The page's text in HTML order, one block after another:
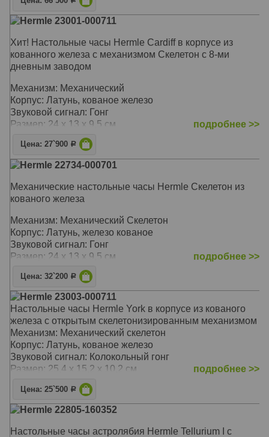
Hermle 23001-000711
Хит! Настольные часы Hermle Cardiff в корпусе из
кованного железа с механизмом Скелетон с 8-ми
дневным заводом
Механизм: Механический
Корпус: Латунь, кованое железо
Звуковой сигнал: Гонг
Размер: 24 х 13 х 9,5 см
подробнее >>
Цена: 27`900 Р
Hermle 22734-000701
Механические настольные часы Hermle Скелетон из
кованого железа
Механизм: Механический Cкелетон
Корпус: Латунь, железо кованое
Звуковой сигнал: Гонг
Размер: 24 х 13 х 9,5 см
подробнее >>
Цена: 32`200 Р
Hermle 23003-000711
Настольные часы Hermle York в корпусе из кованого
железа с открытым скелетонизированным механизмом
Механизм: Механический скелетон
Корпус: Латунь, кованое железо
Звуковой сигнал: Колокольный гонг
Размер: 25,4 х 15,2 х 10,2 см
подробнее >>
Цена: 25`500 Р
Hermle 22805-160352
Настольные часы астролябия Hermle Tellurium I с